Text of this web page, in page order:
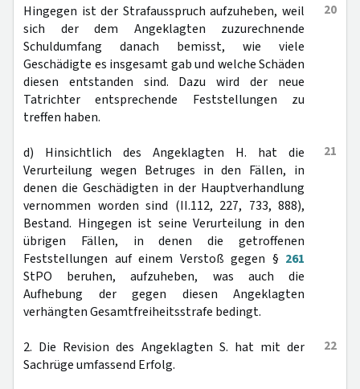
20
Hingegen ist der Strafausspruch aufzuheben, weil
sich der dem Angeklagten zuzurechnende
Schuldumfang danach bemisst, wie viele
Geschädigte es insgesamt gab und welche Schäden
diesen entstanden sind. Dazu wird der neue
Tatrichter entsprechende Feststellungen zu
treffen haben.
21
d) Hinsichtlich des Angeklagten H. hat die
Verurteilung wegen Betruges in den Fällen, in
denen die Geschädigten in der Hauptverhandlung
vernommen worden sind (II.112, 227, 733, 888),
Bestand. Hingegen ist seine Verurteilung in den
übrigen Fällen, in denen die getroffenen
Feststellungen auf einem Verstoß gegen § 261
StPO beruhen, aufzuheben, was auch die
Aufhebung der gegen diesen Angeklagten
verhängten Gesamtfreiheitsstrafe bedingt.
22
2. Die Revision des Angeklagten S. hat mit der
Sachrüge umfassend Erfolg.